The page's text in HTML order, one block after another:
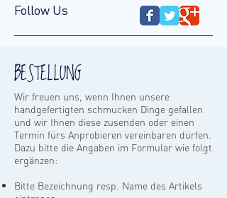
Follow Us
BESTELLUNG
Wir freuen uns, wenn Ihnen unsere
handgefertigten schmucken Dinge gefallen
und wir Ihnen diese zusenden oder einen
Termin fürs Anprobieren vereinbaren dürfen.
Dazu bitte die Angaben im Formular wie folgt
ergänzen:
Bitte Bezeichnung resp. Name des Artikels